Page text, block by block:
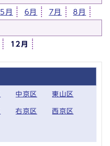
5月 6月 7月 8月
12月
中京区 東山区
右京区 西京区